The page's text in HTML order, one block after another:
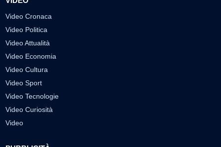
Video Cronaca
Video Politica
Video Attualità
Video Economia
Video Cultura
Video Sport
Video Tecnologie
Video Curiosità
Video